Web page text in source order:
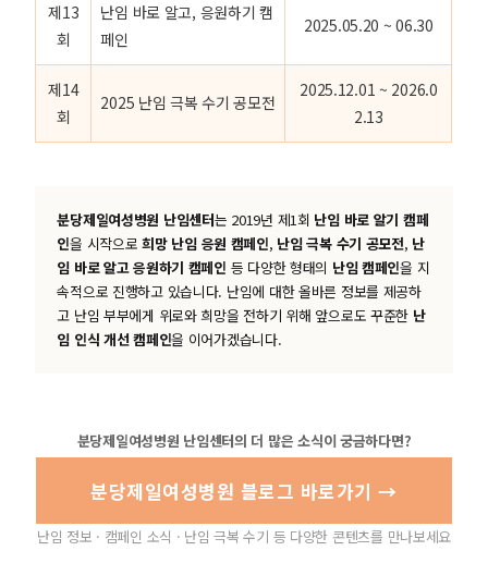
제13
회
난임 바로 알고, 응원하기 캠
페인
2025.05.20 ~ 06.30
제14
회
2025 난임 극복 수기 공모전
2025.12.01 ~ 2026.0
2.13
분당제일여성병원 난임센터는 2019년 제1회 난임 바로 알기 캠페
인을 시작으로희망 난임 응원 캠페인, 난임 극복 수기 공모전, 난
임 바로 알고 응원하기 캠페인 등 다양한 형태의 난임 캠페인을 지
속적으로 진행하고 있습니다. 난임에 대한 올바른 정보를 제공하
고 난임 부부에게 위로와 희망을 전하기 위해 앞으로도 꾸준한 난
임 인식 개선 캠페인을 이어가겠습니다.
분당제일여성병원 난임센터의 더 많은 소식이 궁금하다면?
분당제일여성병원 블로그 바로가기 →
난임 정보 · 캠페인 소식 · 난임 극복 수기 등 다양한 콘텐츠를 만나보세요